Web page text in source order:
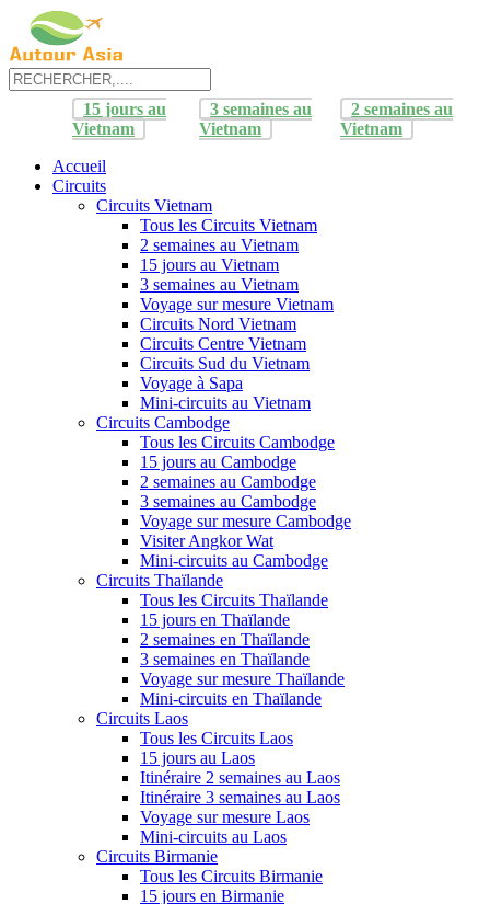
15 jours au
Vietnam
3 semaines au
Vietnam
2 semaines au
Vietnam
Accueil
Circuits
Circuits Vietnam
Tous les Circuits Vietnam
2 semaines au Vietnam
15 jours au Vietnam
3 semaines au Vietnam
Voyage sur mesure Vietnam
Circuits Nord Vietnam
Circuits Centre Vietnam
Circuits Sud du Vietnam
Voyage à Sapa
Mini-circuits au Vietnam
Circuits Cambodge
Tous les Circuits Cambodge
15 jours au Cambodge
2 semaines au Cambodge
3 semaines au Cambodge
Voyage sur mesure Cambodge
Visiter Angkor Wat
Mini-circuits au Cambodge
Circuits Thaïlande
Tous les Circuits Thaïlande
15 jours en Thaïlande
2 semaines en Thaïlande
3 semaines en Thaïlande
Voyage sur mesure Thaïlande
Mini-circuits en Thaïlande
Circuits Laos
Tous les Circuits Laos
15 jours au Laos
Itinéraire 2 semaines au Laos
Itinéraire 3 semaines au Laos
Voyage sur mesure Laos
Mini-circuits au Laos
Circuits Birmanie
Tous les Circuits Birmanie
15 jours en Birmanie